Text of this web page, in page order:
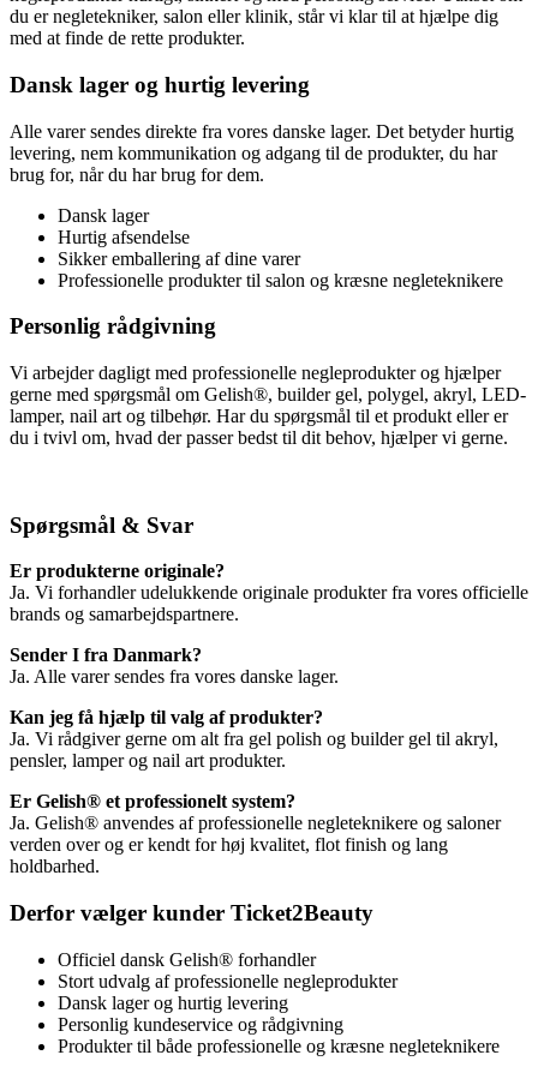
du er negletekniker, salon eller klinik, står vi klar til at hjælpe dig
med at finde de rette produkter.
Dansk lager og hurtig levering
Alle varer sendes direkte fra vores danske lager. Det betyder hurtig
levering, nem kommunikation og adgang til de produkter, du har
brug for, når du har brug for dem.
Dansk lager
Hurtig afsendelse
Sikker emballering af dine varer
Professionelle produkter til salon og kræsne negleteknikere
Personlig rådgivning
Vi arbejder dagligt med professionelle negleprodukter og hjælper
gerne med spørgsmål om Gelish®, builder gel, polygel, akryl, LED-
lamper, nail art og tilbehør. Har du spørgsmål til et produkt eller er
du i tvivl om, hvad der passer bedst til dit behov, hjælper vi gerne.
Spørgsmål & Svar
Er produkterne originale?
Ja. Vi forhandler udelukkende originale produkter fra vores officielle
brands og samarbejdspartnere.
Sender I fra Danmark?
Ja. Alle varer sendes fra vores danske lager.
Kan jeg få hjælp til valg af produkter?
Ja. Vi rådgiver gerne om alt fra gel polish og builder gel til akryl,
pensler, lamper og nail art produkter.
Er Gelish® et professionelt system?
Ja. Gelish® anvendes af professionelle negleteknikere og saloner
verden over og er kendt for høj kvalitet, flot finish og lang
holdbarhed.
Derfor vælger kunder Ticket2Beauty
Officiel dansk Gelish® forhandler
Stort udvalg af professionelle negleprodukter
Dansk lager og hurtig levering
Personlig kundeservice og rådgivning
Produkter til både professionelle og kræsne negleteknikere